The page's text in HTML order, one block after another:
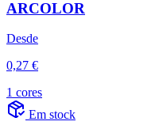
ARCOLOR
Desde
0,27 €
1 cores
Em stock